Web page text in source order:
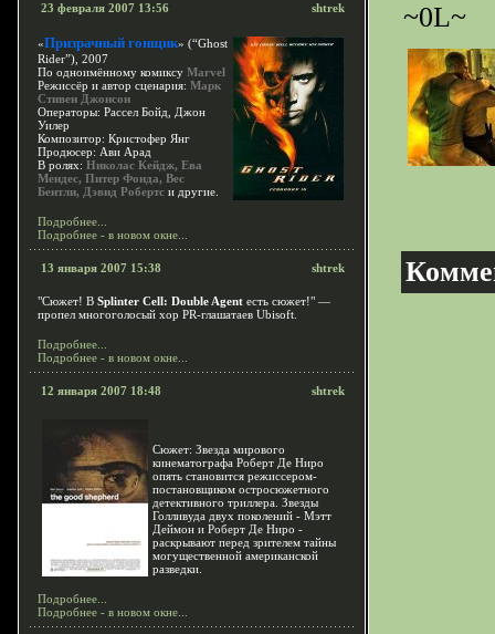
23 февраля 2007 13:56 shtrek
«Призрачный гонщик» (“Ghost
Rider”), 2007
По одноимённому комиксу Marvel
Режиссёр и автор сценария: Марк
Стивен Джонсон
Операторы: Рассел Бойд, Джон
Уилер
Композитор: Кристофер Янг
Продюсер: Ави Арад
В ролях: Николас Кейдж, Ева
Мендес, Питер Фонда, Вес
Бентли, Дэвид Робертс и другие.
Подробнее...
Подробнее - в новом окне...
13 января 2007 15:38 shtrek
"Сюжет! В Splinter Cell: Double Agent есть сюжет!" —
пропел многоголосый хор PR-глашатаев Ubisoft.
Подробнее...
Подробнее - в новом окне...
12 января 2007 18:48 shtrek
Сюжет: Звезда мирового
кинематографа Роберт Де Ниро
опять становится режиссером-
постановщиком остросюжетного
детективного триллера. Звезды
Голливуда двух поколений - Мэтт
Деймон и Роберт Де Ниро -
раскрывают перед зрителем тайны
могущественной американской
разведки.
Подробнее...
Подробнее - в новом окне...
~0L~